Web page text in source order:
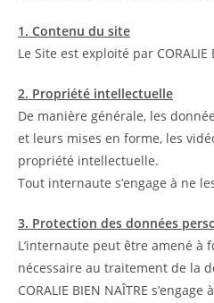
1. Contenu du site
Le Site est exploité par
2. Propriété intellectuelle
De manière générale, les
et leurs mises en forme, les
propriété intellectuelle.
Tout internaute s’engage à ne
3. Protection des données
L’internaute peut être amené
nécessaire au traitement de la
CORALIE BIEN NAÎTRE